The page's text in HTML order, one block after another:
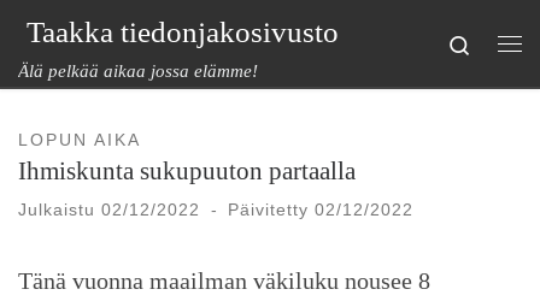
Skip to content
Taakka tiedonjakosivusto
Älä pelkää aikaa jossa elämme!
Search
LOPUN AIKA
Ihmiskunta sukupuuton partaalla
Julkaistu 02/12/2022 - Päivitetty02/12/2022
Tänä vuonna maailman väkiluku nousee 8